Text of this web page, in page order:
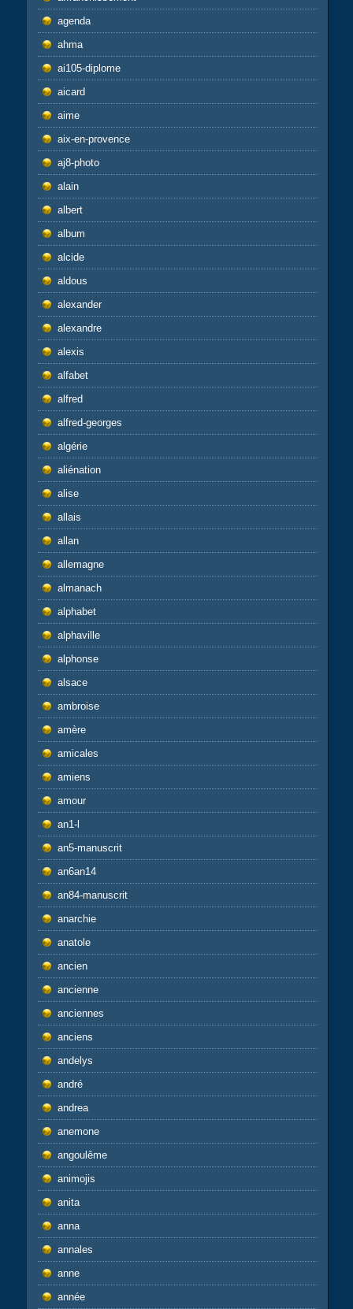
agenda
ahma
ai105-diplome
aicard
aime
aix-en-provence
aj8-photo
alain
albert
album
alcide
aldous
alexander
alexandre
alexis
alfabet
alfred
alfred-georges
algérie
aliénation
alise
allais
allan
allemagne
almanach
alphabet
alphaville
alphonse
alsace
ambroise
amère
amicales
amiens
amour
an1-l
an5-manuscrit
an6an14
an84-manuscrit
anarchie
anatole
ancien
ancienne
anciennes
anciens
andelys
andré
andrea
anemone
angoulême
animojis
anita
anna
annales
anne
année